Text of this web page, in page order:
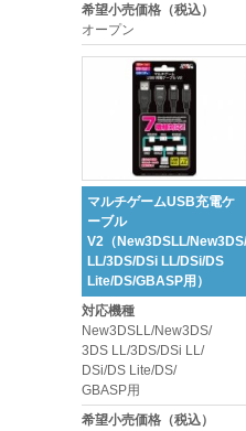
希望小売価格（税込）
オープン
マルチゲームUSB充電ケ
ーブル
V2（New3DSLL/
LL/3DS/DSi LL/DSi/DS
Lite/DS/GBASP用）
対応機種
New3DSLL/New3DS/
3DS LL/3DS/DSi LL/
DSi/DS Lite/DS/
GBASP用
希望小売価格（税込）